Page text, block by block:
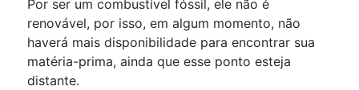
Por ser um combustível fóssil, ele não é
renovável, por isso, em algum momento, não
haverá mais disponibilidade para encontrar sua
matéria-prima, ainda que esse ponto esteja
distante.